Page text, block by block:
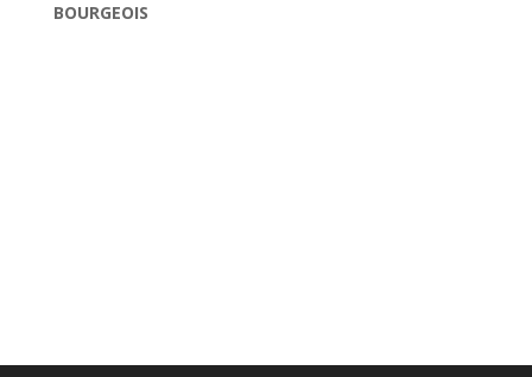
BOURGEOIS